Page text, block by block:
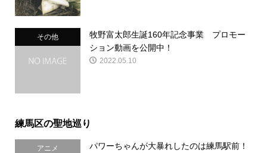
その他
牧野富太郎生誕160年記念事業 プロモー
ション動画を公開中！
2022.05.10
練馬区の聖地巡り
アニメ
パワーちゃんが大暴れしたのは練馬駅前！